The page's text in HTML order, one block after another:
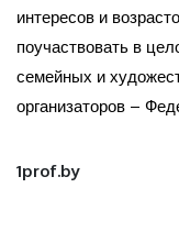
интересов и
поучаствовать в
семейных и
организаторов –
1prof.by